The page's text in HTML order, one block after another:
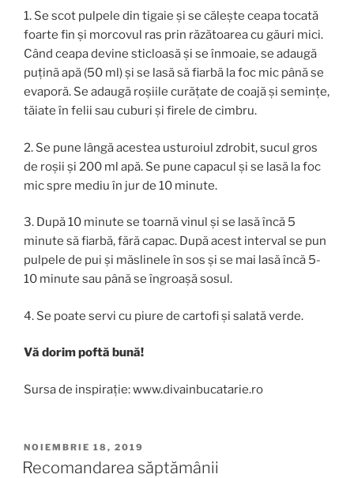
1. Se scot pulpele din tigaie și se călește ceapa tocată
foarte fin și morcovul ras prin răzătoarea cu găuri mici.
Când ceapa devine sticloasă și se înmoaie, se adaugă
puțină apă (50 ml) și se lasă să fiarbă la foc mic până se
evaporă. Se adaugă roșiile curățate de coajă și semințe,
tăiate în felii sau cuburi și firele de cimbru.
2. Se pune lângă acestea usturoiul zdrobit, sucul gros
de roșii și 200 ml apă. Se pune capacul și se lasă la foc
mic spre mediu în jur de 10 minute.
3. După 10 minute se toarnă vinul și se lasă încă 5
minute să fiarbă, fără capac. După acest interval se pun
pulpele de pui și măslinele în sos și se mai lasă încă 5-
10 minute sau până se îngroașă sosul.
4. Se poate servi cu piure de cartofi și salată verde.
Vă dorim poftă bună!
Sursa de inspirație: www.divainbucatarie.ro
PUBLICAT
PE
NOIEMBRIE 18, 2019
Recomandarea săptămânii